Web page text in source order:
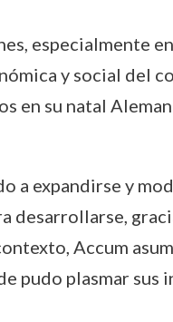
especialmente
y social del
en su natal
a expandirse y
desarrollarse,
Accum
pudo plasmar sus